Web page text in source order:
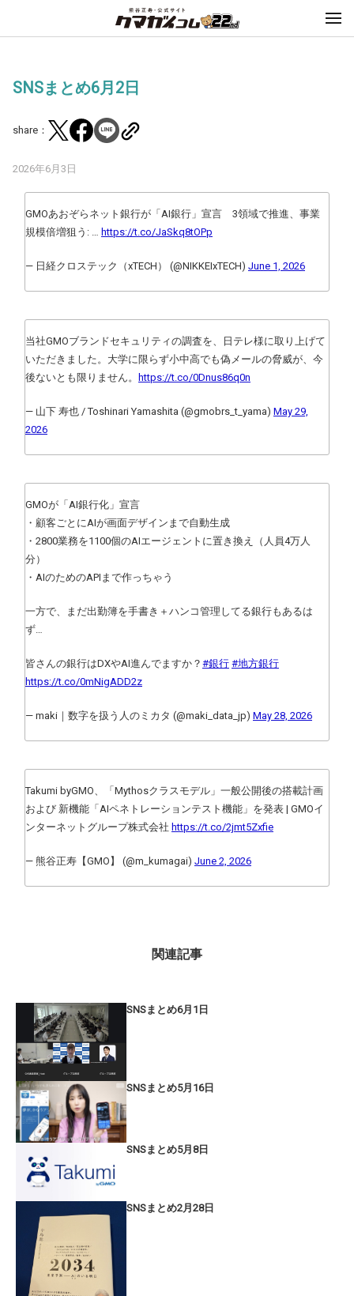
SNSまとめ6月2日
share：
2026年6月3日
GMOあおぞらネット銀行が「AI銀行」宣言 3領域で推進、事業
規模倍増狙う: …
https://t.co/JaSkq8tOPp
— 日経クロステック（xTECH） (@NIKKEIxTECH) June 1, 2026
当社GMOブランドセキュリティの調査を、日テレ様に取り上げて
いただきました。大学に限らず小中高でも偽メールの脅威が、今
後ないとも限りません。
https://t.co/0Dnus86q0n
— 山下 寿也 / Toshinari Yamashita (@gmobrs_t_yama) May 29,
2026
GMOが「AI銀行化」宣言
・顧客ごとにAIが画面デザインまで自動生成
・2800業務を1100個のAIエージェントに置き換え（人員4万人
分）
・AIのためのAPIまで作っちゃう
一方で、まだ出勤簿を手書き＋ハンコ管理してる銀行もあるは
ず…
皆さんの銀行はDXやAI進んでますか？ #銀行 #地方銀行
https://t.co/0mNigADD2z
— maki｜数字を扱う人のミカタ (@maki_data_jp) May 28, 2026
Takumi byGMO、「Mythosクラスモデル」一般公開後の搭載計画
および 新機能「AIペネトレーションテスト機能」を発表 | GMOイ
ンターネットグループ株式会社 https://t.co/2jmt5Zxfie
— 熊谷正寿【GMO】 (@m_kumagai) June 2, 2026
関連記事
SNSまとめ6月1日
SNSまとめ5月16日
SNSまとめ5月8日
SNSまとめ2月28日